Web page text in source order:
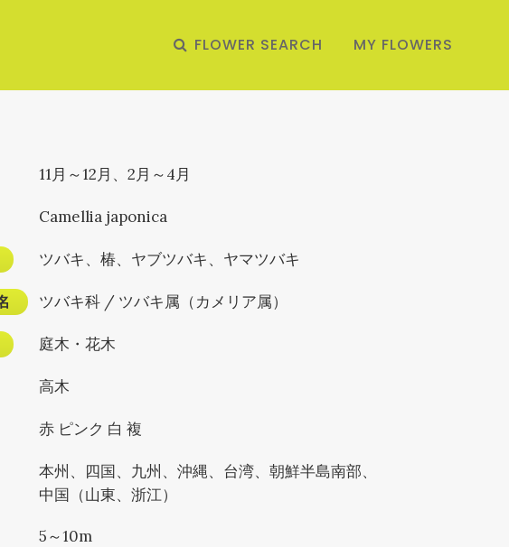
FLOWER SEARCH MY FLOWERS
11月～12月、2月～4月
Camellia japonica
ツバキ、椿、ヤブツバキ、ヤマツバキ
ツバキ科 / ツバキ属（カメリア属）
庭木・花木
高木
赤 ピンク 白 複
本州、四国、九州、沖縄、台湾、朝鮮半島南部、
中国（山東、浙江）
5～10m